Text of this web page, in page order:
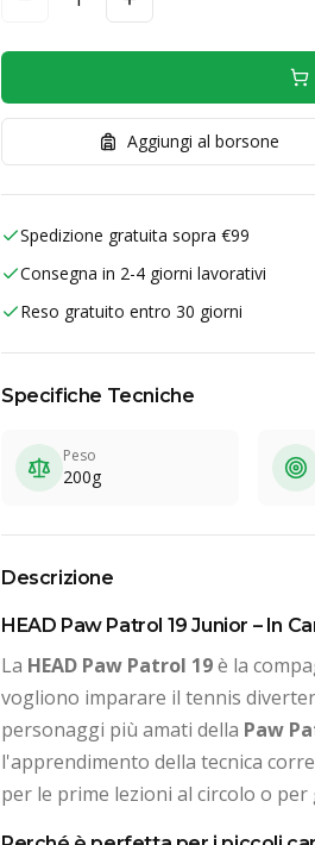
Aggiungi al borsone
Spedizione gratuita sopra €99
Consegna in 2-4 giorni lavorativi
Reso gratuito entro 30 giorni
Specifiche Tecniche
Peso
200g
Descrizione
HEAD Paw Patrol 19 Junior – In
La HEAD Paw Patrol 19è la
vogliono imparare il tennis
personaggi più amati della Paw
l'apprendimento della tecnica
per le prime lezioni al circolo o per